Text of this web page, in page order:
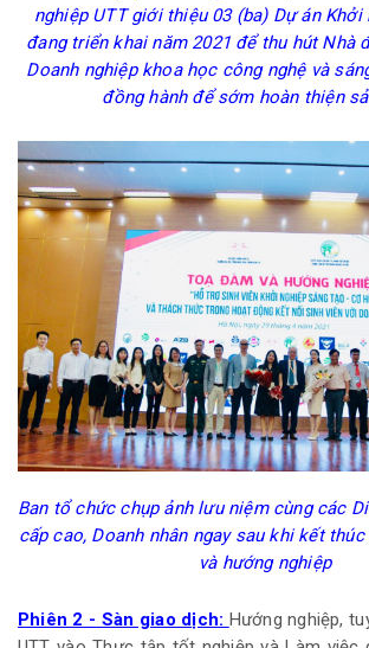
nghiệp UTT giới thiệu 03 (ba) Dự án Khởi
đang triển khai năm 2021 để thu hút Nhà
Doanh nghiệp khoa học công nghệ và
đồng hành để sớm hoàn thiện
Ban tổ chức chụp ảnh lưu niệm cùng các
cấp cao, Doanh nhân ngay sau khi kết
và hướng nghiệp
Phiên 2 - Sàn giao dịch: Hướng nghiệp,